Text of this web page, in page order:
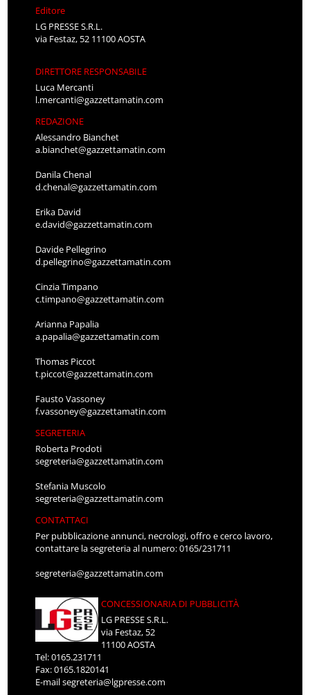
Editore
LG PRESSE S.R.L.
via Festaz, 52 11100 AOSTA
DIRETTORE RESPONSABILE
Luca Mercanti
l.mercanti@gazzettamatin.com
REDAZIONE
Alessandro Bianchet
a.bianchet@gazzettamatin.com
Danila Chenal
d.chenal@gazzettamatin.com
Erika David
e.david@gazzettamatin.com
Davide Pellegrino
d.pellegrino@gazzettamatin.com
Cinzia Timpano
c.timpano@gazzettamatin.com
Arianna Papalia
a.papalia@gazzettamatin.com
Thomas Piccot
t.piccot@gazzettamatin.com
Fausto Vassoney
f.vassoney@gazzettamatin.com
SEGRETERIA
Roberta Prodoti
segreteria@gazzettamatin.com
Stefania Muscolo
segreteria@gazzettamatin.com
CONTATTACI
Per pubblicazione annunci, necrologi, offro e cerco lavoro,
contattare la segreteria al numero: 0165/231711
segreteria@gazzettamatin.com
CONCESSIONARIA DI PUBBLICITÀ
LG PRESSE S.R.L.
via Festaz, 52
11100 AOSTA
Tel: 0165.231711
Fax: 0165.1820141
E-mailsegreteria@lgpresse.com